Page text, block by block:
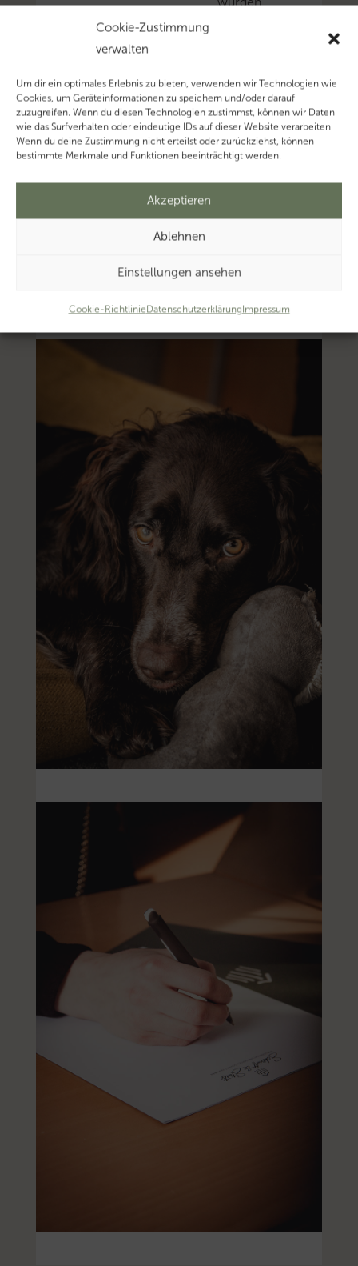
Cookie-Zustimmung
verwalten
Um dir ein optimales Erlebnis zu bieten, verwenden wir Technologien wie
Cookies, um Geräteinformationen zu speichern und/oder darauf
zuzugreifen. Wenn du diesen Technologien zustimmst, können wir Daten
wie das Surfverhalten oder eindeutige IDs auf dieser Website verarbeiten.
Wenn du deine Zustimmung nicht erteilst oder zurückziehst, können
bestimmte Merkmale und Funktionen beeinträchtigt werden.
Akzeptieren
Ablehnen
Einstellungen ansehen
Cookie-RichtlinieDatenschutzerklärungImpressum
Thema
‚DBA
Schweiz’…
Mehr
‚Vordruck’…
‚Grenzgänger’…